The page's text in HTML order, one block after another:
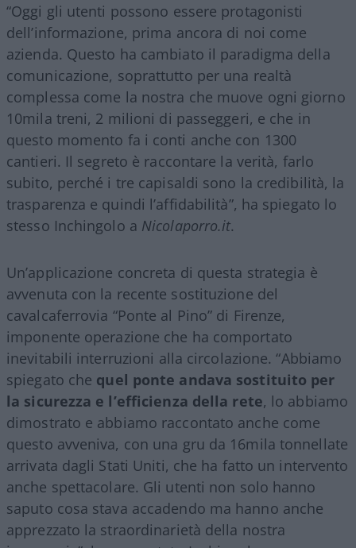
“Oggi gli utenti possono essere protagonisti
dell’informazione, prima ancora di noi come
azienda. Questo ha cambiato il paradigma della
comunicazione, soprattutto per una realtà
complessa come la nostra che muove ogni giorno
10mila treni, 2 milioni di passeggeri, e che in
questo momento fa i conti anche con 1300
cantieri. Il segreto è raccontare la verità, farlo
subito, perché i tre capisaldi sono la credibilità, la
trasparenza e quindi l’affidabilità”, ha spiegato lo
stesso Inchingolo a Nicolaporro.it.
Un’applicazione concreta di questa strategia è
avvenuta con la recente sostituzione del
cavalcaferrovia “Ponte al Pino” di Firenze,
imponente operazione che ha comportato
inevitabili interruzioni alla circolazione. “Abbiamo
spiegato che quel ponte andava sostituito per
la sicurezza e l’efficienza della rete, lo abbiamo
dimostrato e abbiamo raccontato anche come
questo avveniva, con una gru da 16mila tonnellate
arrivata dagli Stati Uniti, che ha fatto un intervento
anche spettacolare. Gli utenti non solo hanno
saputo cosa stava accadendo ma hanno anche
apprezzato la straordinarietà della nostra